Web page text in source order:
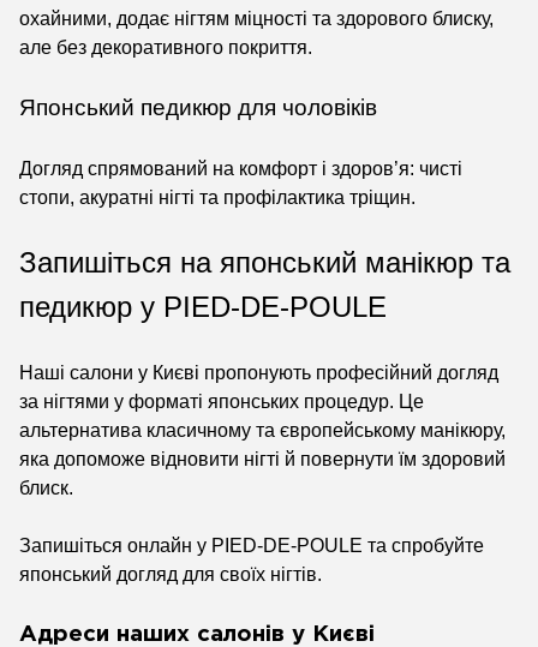
охайними, додає нігтям міцності та здорового блиску,
але без декоративного покриття.
Японський педикюр для чоловіків
Догляд спрямований на комфорт і здоров’я: чисті
стопи, акуратні нігті та профілактика тріщин.
Запишіться на японський манікюр та
педикюр у PIED-DE-POULE
Наші салони у Києві пропонують професійний догляд
за нігтями у форматі японських процедур. Це
альтернатива класичному та європейському манікюру,
яка допоможе відновити нігті й повернути їм здоровий
блиск.
Запишіться онлайн у PIED-DE-POULE та спробуйте
японський догляд для своїх нігтів.
Адреси наших салонів у Києві